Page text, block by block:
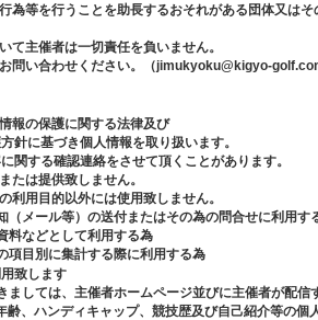
為等を行うことを助長するおそれがある団体又は
て主催者は一切責任を負いません。
問い合わせください。（jimukyoku@kigyo-
報の保護に関する法律及び
針に基づき個人情報を取り扱います。
関する確認連絡をさせて頂くことがあります。
たは提供致しません。
利用目的以外には使用致しません。
（メール等）の送付またはその為の問合せに利用す
料などとして利用する為
項目別に集計する際に利用する為
致します
ましては、主催者ホームページ並びに主催者が配信
、ハンディキャップ、競技歴及び自己紹介等の個